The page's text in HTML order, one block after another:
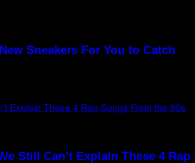
Sneakers For You to Catch
Still Can’t Explain These 4